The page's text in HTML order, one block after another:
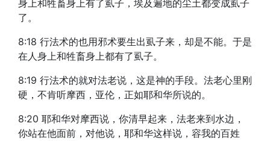
身上和牲畜身上有了虱子，埃及遍地的尘土都变成虱子
了。
8:18 行法术的也用邪术要生出虱子来，却是不能。于是
在人身上和牲畜身上都有了虱子。
8:19 行法术的就对法老说，这是神的手段。法老心里刚
硬，不肯听摩西，亚伦，正如耶和华所说的。
8:20 耶和华对摩西说，你清早起来，法老来到水边，
你站在他面前，对他说，耶和华这样说，容我的百姓